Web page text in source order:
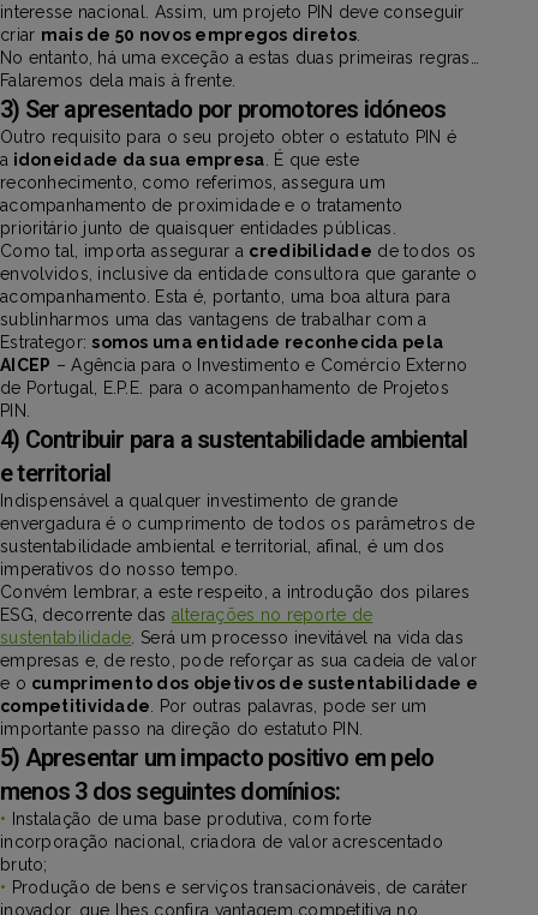
interesse nacional. Assim, um projeto PIN deve conseguir
criar mais de 50 novos empregos diretos.
No entanto, há uma exceção a estas duas primeiras regras…
Falaremos dela mais à frente.
3) Ser apresentado por promotores idóneos
Outro requisito para o seu projeto obter o estatuto PIN é
a idoneidade da sua empresa . É que este
reconhecimento, como referimos, assegura um
acompanhamento de proximidade e o tratamento
prioritário junto de quaisquer entidades públicas.
Como tal, importa assegurar a credibilidade de todos os
envolvidos, inclusive da entidade consultora que garante o
acompanhamento. Esta é, portanto, uma boa altura para
sublinharmos uma das vantagens de trabalhar com a
Estrategor:somos uma entidade reconhecida pela
AICEP – Agência para o Investimento e Comércio Externo
de Portugal, E.P.E. para o acompanhamento de Projetos
PIN.
4) Contribuir para a sustentabilidade ambiental
e territorial
Indispensável a qualquer investimento de grande
envergadura é o cumprimento de todos os parâmetros de
sustentabilidade ambiental e territorial, afinal, é um dos
imperativos do nosso tempo.
Convém lembrar, a este respeito, a introdução dos pilares
ESG, decorrente das alterações no reporte de
sustentabilidade . Será um processo inevitável na vida das
empresas e, de resto, pode reforçar as sua cadeia de valor
e o cumprimento dos objetivos de sustentabilidade e
competitividade . Por outras palavras, pode ser um
importante passo na direção do estatuto PIN.
5) Apresentar um impacto positivo em pelo
menos 3 dos seguintes domínios:
•
Instalação de uma base produtiva, com forte
incorporação nacional, criadora de valor acrescentado
bruto;
• Produção de bens e serviços transacionáveis, de caráter
inovador, que lhes confira vantagem competitiva no